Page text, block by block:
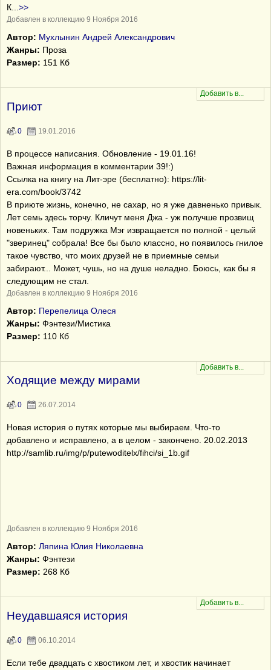
К
>>
Добавлен в коллекцию 9 Ноября 2016
Автор: Мухлынин Андрей Александрович
Жанры: Проза
Размер: 151 Кб
Приют
0 19.01.2016
В процессе написания. Обновление - 19.01.16!
Важная информация в комментарии 39!:)
Ссылка на книгу на Лит-эре (бесплатно): https://lit-
era.com/book/3742
В приюте жизнь, конечно, не сахар, но я уже давненько привык.
Лет семь здесь торчу. Кличут меня Джа - уж получше прозвищ
новеньких. Там подружка Мэг извращается по полной - целый
"зверинец" собрала! Все бы было классно, но появилось гнилое
такое чувство, что моих друзей не в приемные семьи
забирают... Может, чушь, но на душе неладно. Боюсь, как бы я
следующим не стал.
Добавлен в коллекцию 9 Ноября 2016
Автор: Перепелица Олеся
Жанры: Фэнтези/Мистика
Размер: 110 Кб
Ходящие между мирами
0 26.07.2014
Новая история о путях которые мы выбираем. Что-то
добавлено и исправлено, а в целом - закончено. 20.02.2013
http://samlib.ru/img/p/putewoditelx/fihci/si_1b.gif
Добавлен в коллекцию 9 Ноября 2016
Автор: Ляпина Юлия Николаевна
Жанры: Фэнтези
Размер: 268 Кб
Неудавшаяся история
0 06.10.2014
Если тебе двадцать с хвостиком лет, и хвостик начинает